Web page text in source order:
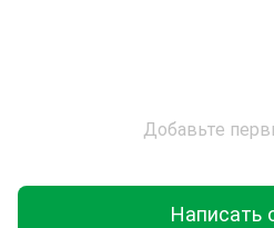
Добавьте
Написать